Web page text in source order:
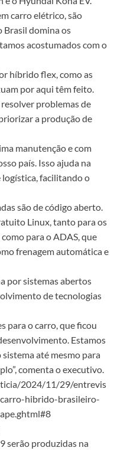
carro elétrico, são
Brasil domina os
acostumados com o
híbrido flex, como as
por aqui têm feito.
problemas de
a produção de
manutenção e com
país. Isso ajuda na
facilitando o
são de código aberto.
Linux, tanto para os
para o ADAS, que
frenagem automática e
por sistemas abertos
de tecnologias
para o carro, que ficou
Estamos
até mesmo para
comenta o executivo.
2024/11/29/entrevis
hibrido-brasileiro-
serão produzidas na